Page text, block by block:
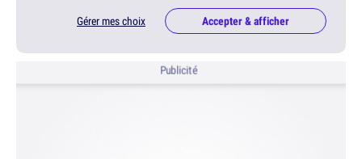
Gérer mes choix Accepter & afficher
Publicité